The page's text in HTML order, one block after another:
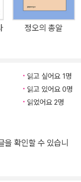
설, 「읽지 않은 메
음」은 어둡지만 끈질
이 덮쳐도 살아남아야
눈과 마음 그리고
럽게 다독이는 장면
소바」), “아름다운
정오의 총알
읽고 싶어요 1명
읽고 있어요 0명
읽었어요 2명
을 확인할 수 있습니